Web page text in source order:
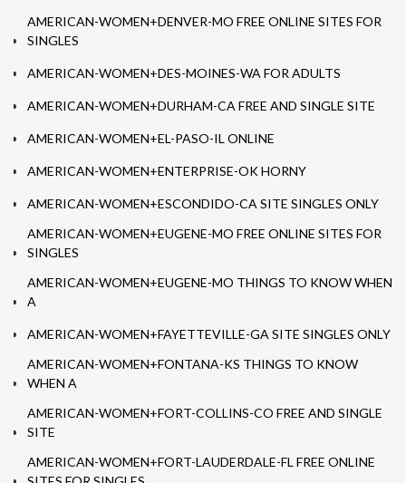
AMERICAN-WOMEN+DENVER-MO FREE ONLINE SITES FOR
SINGLES
AMERICAN-WOMEN+DES-MOINES-WA FOR ADULTS
AMERICAN-WOMEN+DURHAM-CA FREE AND SINGLE SITE
AMERICAN-WOMEN+EL-PASO-IL ONLINE
AMERICAN-WOMEN+ENTERPRISE-OK HORNY
AMERICAN-WOMEN+ESCONDIDO-CA SITE SINGLES ONLY
AMERICAN-WOMEN+EUGENE-MO FREE ONLINE SITES FOR
SINGLES
AMERICAN-WOMEN+EUGENE-MO THINGS TO KNOW WHEN
A
AMERICAN-WOMEN+FAYETTEVILLE-GA SITE SINGLES ONLY
AMERICAN-WOMEN+FONTANA-KS THINGS TO KNOW
WHEN A
AMERICAN-WOMEN+FORT-COLLINS-CO FREE AND SINGLE
SITE
AMERICAN-WOMEN+FORT-LAUDERDALE-FL FREE ONLINE